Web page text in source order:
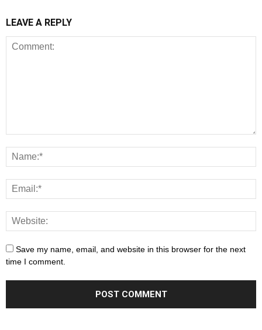
LEAVE A REPLY
Save my name, email, and website in this browser for the next
time I comment.